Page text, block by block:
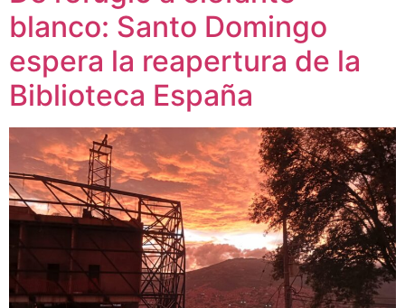
blanco: Santo Domingo
espera la reapertura de la
Biblioteca España